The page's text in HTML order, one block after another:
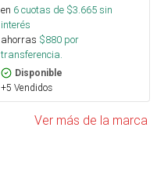
en 6cuotas de $3.665sin
interés
ahorras $880 por
transferencia.
Disponible
+5 Vendidos
Ver más de la marca